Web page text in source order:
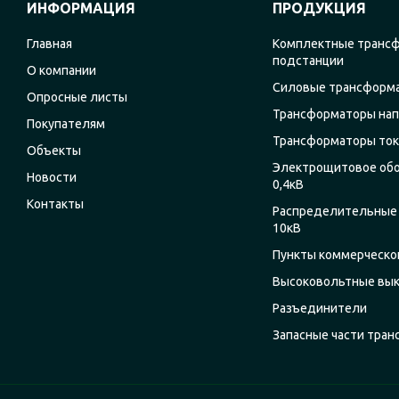
ИНФОРМАЦИЯ
Главная
О компании
Опросные листы
Покупателям
Объекты
Новости
Контакты
ПРОДУКЦИЯ
Комплектные
подстанции
Силовые
Трансформаторы
Трансформаторы
Электрощитовое
0,4кВ
Распределительные
10кВ
Пункты
Высоковольтные
Разъединители
Запасные части